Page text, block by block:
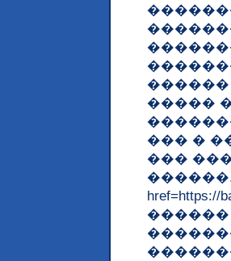
������
�����
��� �
���
������